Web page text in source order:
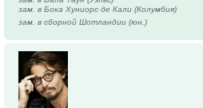
зам. в Бока Хуниорс де Кали (Колумбия)
зам. в сборной Шотландии (юн.)